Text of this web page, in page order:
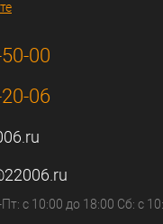
00
06
с 10:00 до 18:00 Сб: с